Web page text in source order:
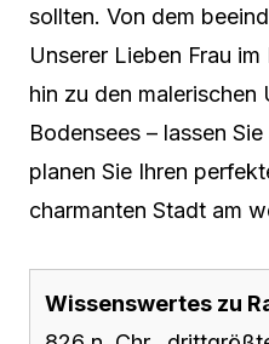
sollten. Von dem
Unserer Lieben Frau
hin zu den
Bodensees – lassen
planen Sie Ihren
charmanten Stadt am
Wissenswertes zu